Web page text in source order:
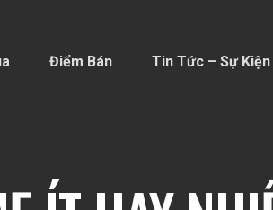
Điểm Bán Tin Tức – Sự Kiện